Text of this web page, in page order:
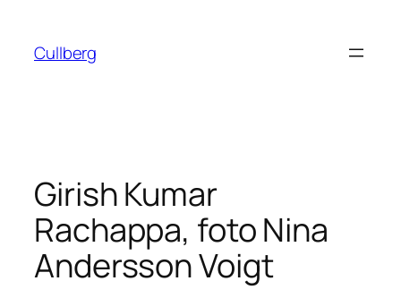
innehåll
Cullberg
Girish Kumar
Rachappa, foto Nina
Andersson Voigt